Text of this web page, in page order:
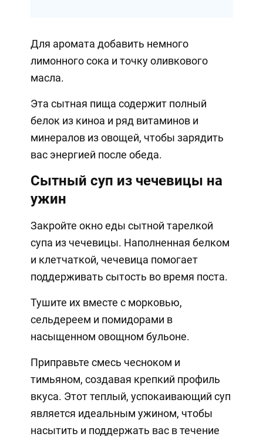
Для аромата добавить немного
лимонного сока и точку оливкового
масла.
Эта сытная пища содержит полный
белок из киноа и ряд витаминов и
минералов из овощей, чтобы зарядить
вас энергией после обеда.
Сытный суп из чечевицы на
ужин
Закройте окно еды сытной тарелкой
супа из чечевицы. Наполненная белком
и клетчаткой, чечевица помогает
поддерживать сытость во время поста.
Тушите их вместе с морковью,
сельдереем и помидорами в
насыщенном овощном бульоне.
Приправьте смесь чесноком и
тимьяном, создавая крепкий профиль
вкуса. Этот теплый, успокаивающий суп
является идеальным ужином, чтобы
насытить и поддержать вас в течение